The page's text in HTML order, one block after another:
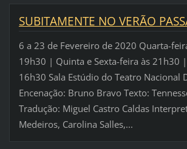
SUBITAMENTE NO VERÃO
6 a 23 de Fevereiro de 2020 Quarta-
19h30 | Quinta e Sexta-feira às 21h30
16h30 Sala Estúdio do Teatro Nacional
Encenação: Bruno Bravo Texto:
Tradução: Miguel Castro Caldas
Medeiros, Carolina Salles,...